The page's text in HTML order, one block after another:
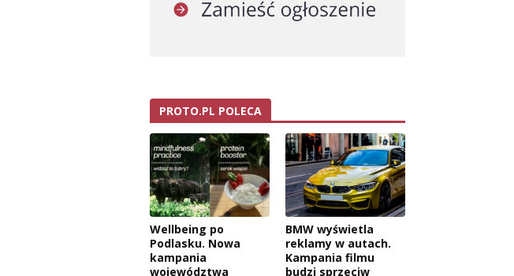
PROTO.PL POLECA
Wellbeing po
Podlasku. Nowa
kampania
województwa
BMW wyświetla
reklamy w autach.
Kampania filmu
budzi sprzeciw